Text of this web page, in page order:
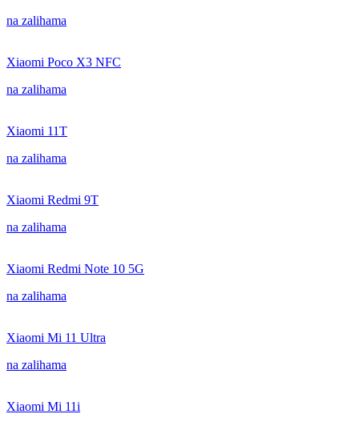
na zalihama
Xiaomi Poco X3 NFC
na zalihama
Xiaomi 11T
na zalihama
Xiaomi Redmi 9T
na zalihama
Xiaomi Redmi Note 10 5G
na zalihama
Xiaomi Mi 11 Ultra
na zalihama
Xiaomi Mi 11i